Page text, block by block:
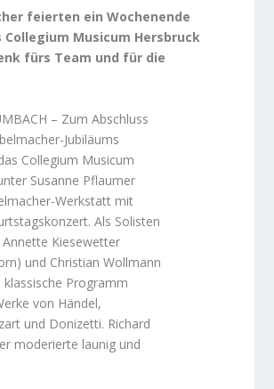
feierten ein Wochenende
Collegium Musicum Hersbruck
fürs Team und für die
– Zum Abschluss
Jubiläums
Collegium Musicum
Susanne Pflaumer
Werkstatt mit
Als Solisten
Kiesewetter
und Christian Wollmann
klassische Programm
von Händel,
und Donizetti. Richard
moderierte launig und